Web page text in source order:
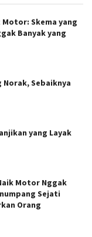
Skema yang
Banyak yang
Sebaiknya
yang Layak
Motor Nggak
Sejati
Orang